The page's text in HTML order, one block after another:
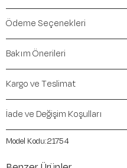
Marka:Maraton
Renk:Açık Haki-
Kalıp / Form:
Mevsim:Sonbahar-Kış
Ödeme Seçenekleri
Bakım Önerileri
Kargo ve Teslimat
İade ve Değişim Koşulları
21754